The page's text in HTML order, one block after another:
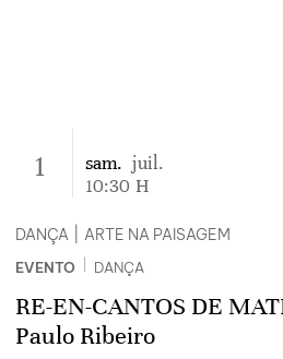
1 sam. juil.
10:30 H
EVENTO DANÇA
RE-EN-CANTOS DE
Paulo Ribeiro
DANÇA ARTE NA PAISAGEM